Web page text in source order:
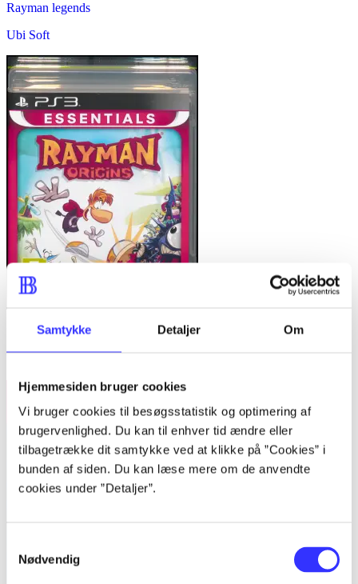
Samtykke Detaljer Om
Hjemmesiden bruger cookies
Vi bruger cookies til besøgsstatistik og optimering af
brugervenlighed. Du kan til enhver tid ændre eller
tilbagetrække dit samtykke ved at klikke på ”Cookies” i
bunden af siden. Du kan læse mere om de anvendte
cookies under ”Detaljer”.
Nødvendig
Rayman legends
Ubi Soft
Rayman origins